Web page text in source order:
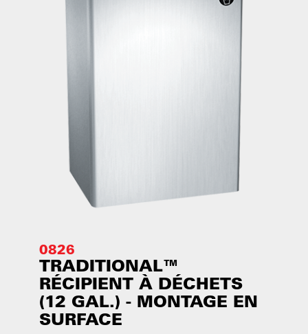
0826
TRADITIONAL™
RÉCIPIENT À DÉCHETS
(12 GAL.) - MONTAGE EN
SURFACE